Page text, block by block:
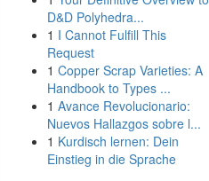
D&D Polyhedra...
1 I Cannot Fulfill This
Request
1 Copper Scrap Varieties: A
Handbook to Types ...
1 Avance Revolucionario:
Nuevos Hallazgos sobre l...
1 Kurdisch lernen: Dein
Einstieg in die Sprache